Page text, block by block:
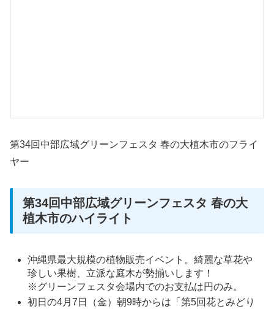
第34回中部広域グリーンフェスタ 春の大植木市のフライ
ヤー
第34回中部広域グリーンフェスタ 春の大
植木市のハイライト
沖縄県最大規模の植物販売イベント。綺麗な草花や
珍しい果樹、立派な庭木が勢揃いします！
※グリーンフェスタ会場内でのお支払は円のみ。
初日の4月7日（金）朝9時からは「第5回花とみどり